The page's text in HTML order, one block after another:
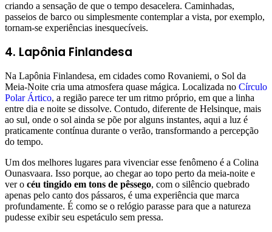
criando a sensação de que o tempo desacelera. Caminhadas,
passeios de barco ou simplesmente contemplar a vista, por exemplo,
tornam-se experiências inesquecíveis.
4. Lapônia Finlandesa
Na Lapônia Finlandesa, em cidades como Rovaniemi, o Sol da
Meia-Noite cria uma atmosfera quase mágica. Localizada no Círculo
Polar Ártico, a região parece ter um ritmo próprio, em que a linha
entre dia e noite se dissolve. Contudo, diferente de Helsinque, mais
ao sul, onde o sol ainda se põe por alguns instantes, aqui a luz é
praticamente contínua durante o verão, transformando a percepção
do tempo.
Um dos melhores lugares para vivenciar esse fenômeno é a Colina
Ounasvaara. Isso porque, ao chegar ao topo perto da meia-noite e
ver o céu tingido em tons de pêssego, com o silêncio quebrado
apenas pelo canto dos pássaros, é uma experiência que marca
profundamente. É como se o relógio parasse para que a natureza
pudesse exibir seu espetáculo sem pressa.